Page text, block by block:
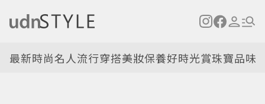
最新時尚名人流行穿搭美妝保養好時光賞珠寶品味